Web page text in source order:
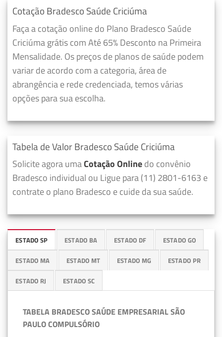
Cotação Bradesco Saúde Criciúma
Faça a cotação online do Plano Bradesco Saúde
Criciúma grátis com Até 65% Desconto na Primeira
Mensalidade. Os preços de planos de saúde podem
variar de acordo com a categoria, área de
abrangência e rede credenciada, temos várias
opções para sua escolha.
Tabela de Valor Bradesco Saúde Criciúma
Solicite agora umaCotação Onlinedo convênio
Bradesco individual ou Ligue para (11) 2801-6163 e
contrate o plano Bradesco e cuide da sua saúde.
ESTADO SP ESTADO BA ESTADO DF ESTADO GO
ESTADO MA ESTADO MT ESTADO MG ESTADO PR
ESTADO RJ ESTADO SC
TABELA BRADESCO SAÚDE EMPRESARIAL SÃO
PAULO COMPULSÓRIO